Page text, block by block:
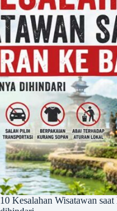
10 Kesalahan Wisatawan